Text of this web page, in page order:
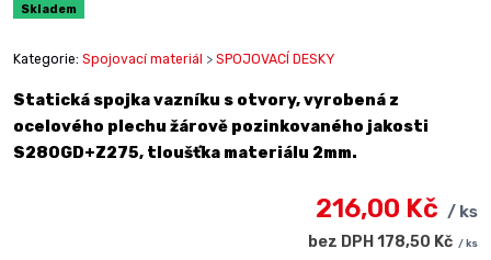
Skladem
Kategorie: Spojovací materiál > SPOJOVACÍ DESKY
Statická spojka vazníku s otvory, vyrobená z
ocelového plechu žárově pozinkovaného jakosti
S280GD+Z275, tloušťka materiálu 2mm.
216,00 Kč / ks
bez DPH 178,50 Kč / ks